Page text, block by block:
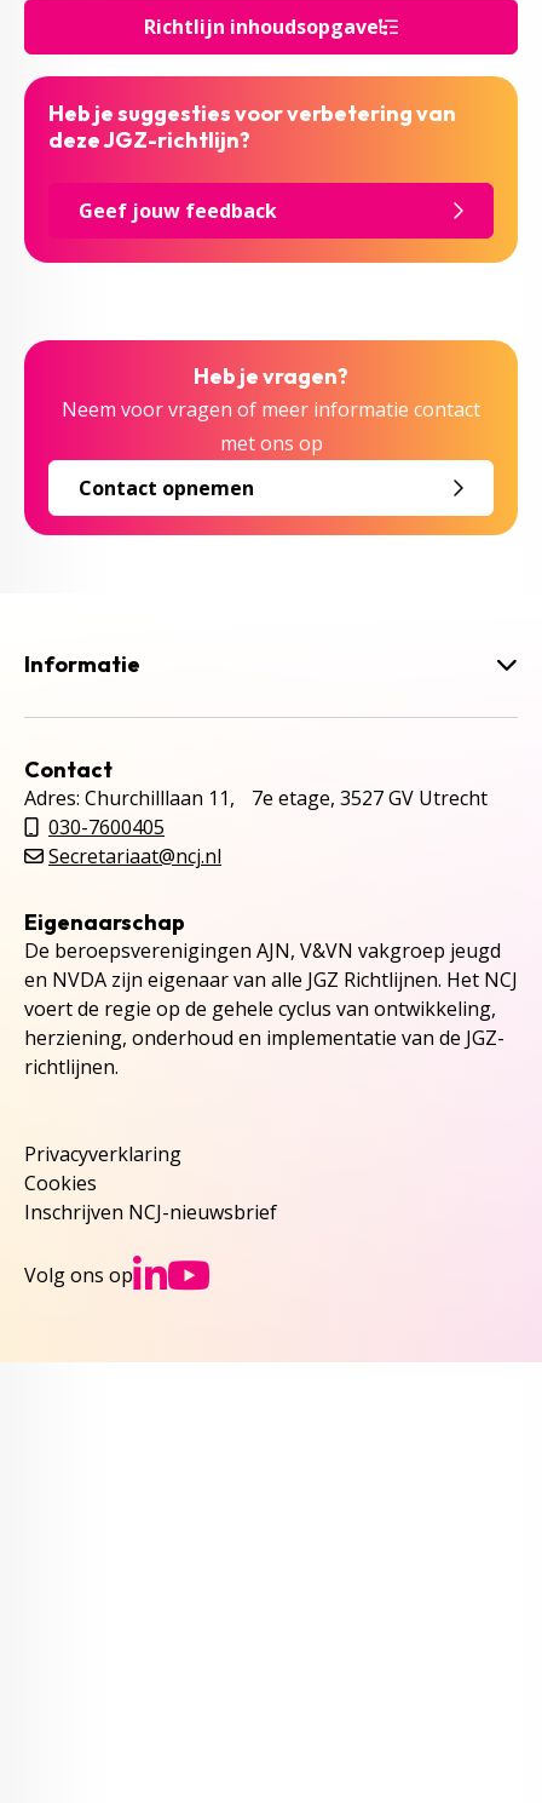
Richtlijn inhoudsopgave
Heb je suggesties voor verbetering van
deze JGZ-richtlijn?
Geef jouw feedback
Heb je vragen?
Neem voor vragen of meer informatie contact
met ons op
Contact opnemen
Informatie
Contact
Adres: Churchilllaan 11, 7e etage, 3527 GV Utrecht
030-7600405
Secretariaat@ncj.nl
Eigenaarschap
De beroepsverenigingen AJN, V&VN vakgroep jeugd
en NVDA zijn eigenaar van alle JGZ Richtlijnen. Het NCJ
voert de regie op de gehele cyclus van ontwikkeling,
herziening, onderhoud en implementatie van de JGZ-
richtlijnen.
Privacyverklaring
Cookies
Inschrijven NCJ-nieuwsbrief
Volg ons op Ga naar NCJs